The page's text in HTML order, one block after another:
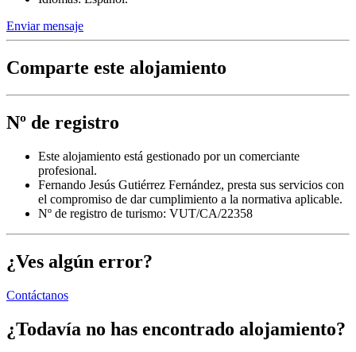
Enviar mensaje
Comparte este alojamiento
Nº de registro
Este alojamiento está gestionado por un comerciante
profesional.
Fernando Jesús Gutiérrez Fernández, presta sus servicios con
el compromiso de dar cumplimiento a la normativa aplicable.
Nº de registro de turismo: VUT/CA/22358
¿Ves algún error?
Contáctanos
¿Todavía no has encontrado alojamiento?